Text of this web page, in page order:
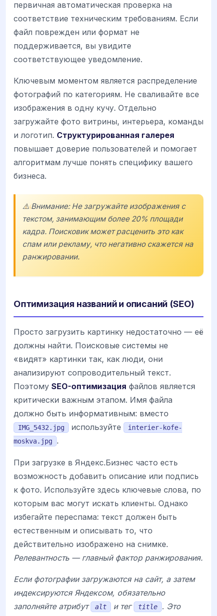
первичная автоматическая проверка на
соответствие техническим требованиям. Если
файл поврежден или формат не
поддерживается, вы увидите
соответствующее уведомление.
Ключевым моментом является распределение
фотографий по категориям. Не сваливайте все
изображения в одну кучу. Отдельно
загружайте фото витрины, интерьера, команды
и логотип. Структурированная галерея
повышает доверие пользователей и помогает
алгоритмам лучше понять специфику вашего
бизнеса.
⚠️ Внимание: Не загружайте изображения с
текстом, занимающим более 20% площади
кадра. Поисковик может расценить это как
спам или рекламу, что негативно скажется на
ранжировании.
Оптимизация названий и описаний (SEO)
Просто загрузить картинку недостаточно — её
должны найти. Поисковые системы не
«видят» картинки так, как люди, они
анализируют сопроводительный текст.
Поэтому SEO-оптимизация файлов является
критически важным этапом. Имя файла
должно быть информативным: вместо
IMG_5432.jpg используйте
interier-kofe-
moskva.jpg
.
При загрузке в Яндекс.Бизнес часто есть
возможность добавить описание или подпись
к фото. Используйте здесь ключевые слова, по
которым вас могут искать клиенты. Однако
избегайте переспама: текст должен быть
естественным и описывать то, что
действительно изображено на снимке.
Релевантность — главный фактор ранжирования.
Если фотографии загружаются на сайт, а затем
индексируются Яндексом, обязательно
заполняйте атрибут
alt и тег title
. Это